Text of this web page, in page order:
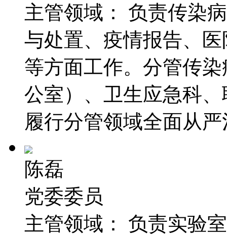
主管领域：
负责传染
与处置、疫情报告、
等方面工作。分管传
公室）、卫生应急科
履行分管领域全面从
陈磊
党委委员
主管领域：
负责实验